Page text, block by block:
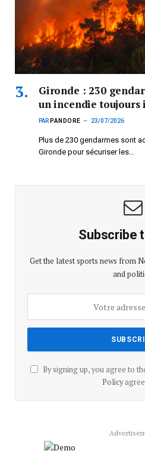
Gironde : 230
un incendie toujours
PAR PANDORE 23/07/2026
Plus de 230 gendarmes sont
Gironde pour sécuriser les…
Subscribe
Get the latest sports news from
and
By signing up, you agree to
Policy